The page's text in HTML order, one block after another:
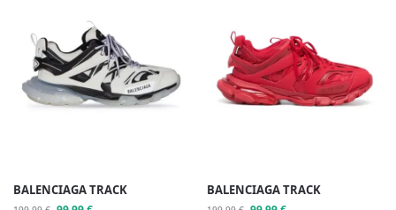
BALENCIAGA TRACK BALENCIAGA TRACK